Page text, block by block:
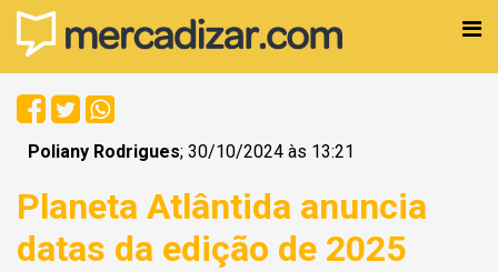
Poliany Rodrigues; 30/10/2024 às 13:21
Planeta Atlântida anuncia
datas da edição de 2025